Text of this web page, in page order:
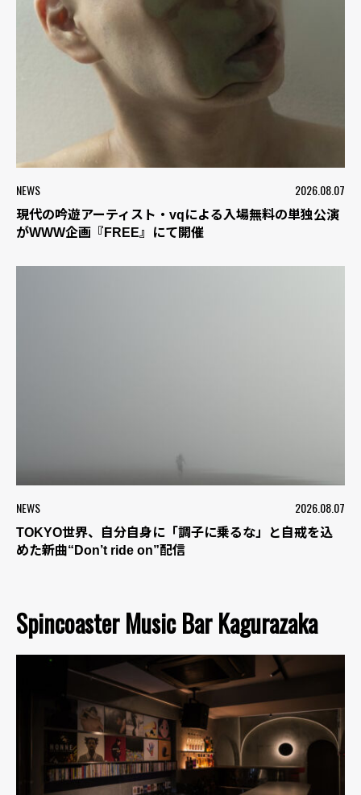
NEWS 2026.08.07
現代の吟遊アーティスト・vqによる入場無料の単独公演
がWWW企画『FREE』にて開催
NEWS 2026.08.07
TOKYO世界、自分自身に「調子に乗るな」と自戒を込
めた新曲“Don’t ride on”配信
Spincoaster Music Bar Kagurazaka